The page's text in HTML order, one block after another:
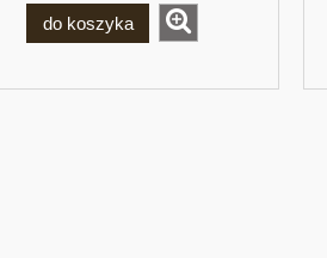
do koszyka